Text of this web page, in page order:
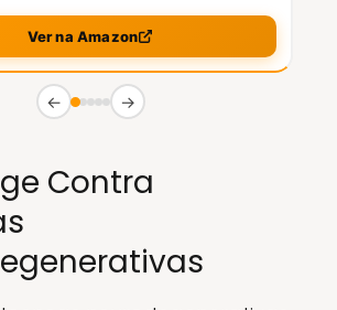
Ver na Amazon
← →
Contra